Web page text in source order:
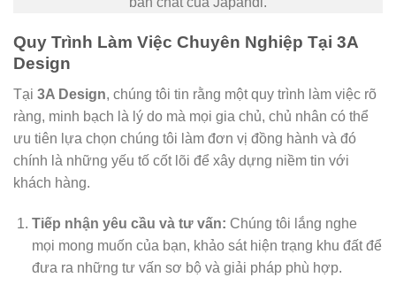
Quy Trình Làm Việc Chuyên Nghiệp Tại 3A
Design
Tại 3A Design, chúng tôi tin rằng một quy trình làm việc rõ
ràng, minh bạch là lý do mà mọi gia chủ, chủ nhân có thể
ưu tiên lựa chọn chúng tôi làm đơn vị đồng hành và đó
chính là những yếu tố cốt lõi để xây dựng niềm tin với
khách hàng.
Tiếp nhận yêu cầu và tư vấn: Chúng tôi lắng nghe
mọi mong muốn của bạn, khảo sát hiện trạng khu đất để
đưa ra những tư vấn sơ bộ và giải pháp phù hợp.